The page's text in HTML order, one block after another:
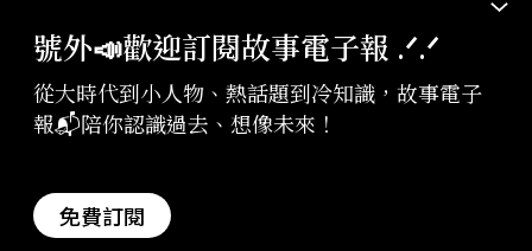
號外📣歡迎訂閱故事電子報 .ᐟ‪‪.ᐟ
從大時代到小人物、熱話題到冷知識，故事電子
報📬陪你認識過去、想像未來！
免費訂閱
版權聲明與轉載規範
授權與合作：contact@storystudio.tw
StoryStudio Inc. All Rights Reserved.